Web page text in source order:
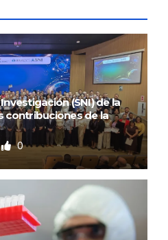
(SNI) de la
contribuciones de la
0